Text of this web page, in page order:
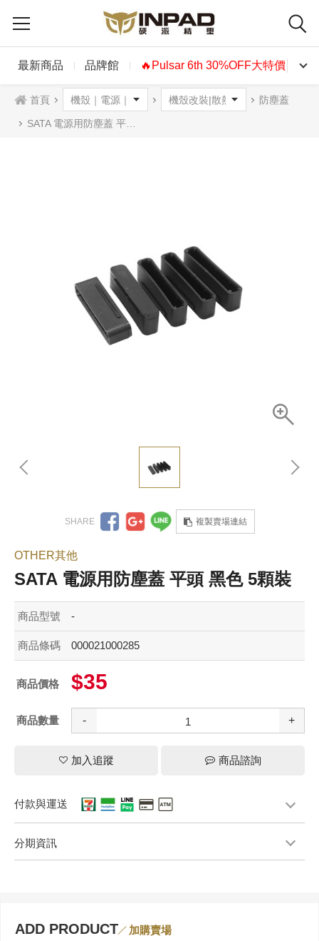
最新商品 品牌館 🔥Pulsar 6th 30%OFF大特價🔥
首頁 防塵蓋
SATA 電源用防塵蓋 平頭 黑色 5顆裝
複製賣場連結
OTHER其他
SATA 電源用防塵蓋 平頭 黑色 5顆裝
商品型號 -
商品條碼 000021000285
商品價格 $35
商品數量 - +
加入追蹤 商品諮詢
付款與運送
分期資訊
ADD PRODUCT 加購賣場